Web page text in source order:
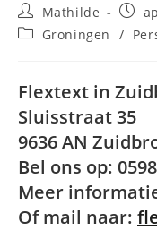
Bericht
auteur:
Mathilde
op:
Berichtcategorie:
Groningen /
Flextext in
Sluisstraat 35
9636 AN
Bel ons op:
Meer
Of mail naar: